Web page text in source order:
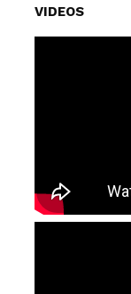
VIDEOS